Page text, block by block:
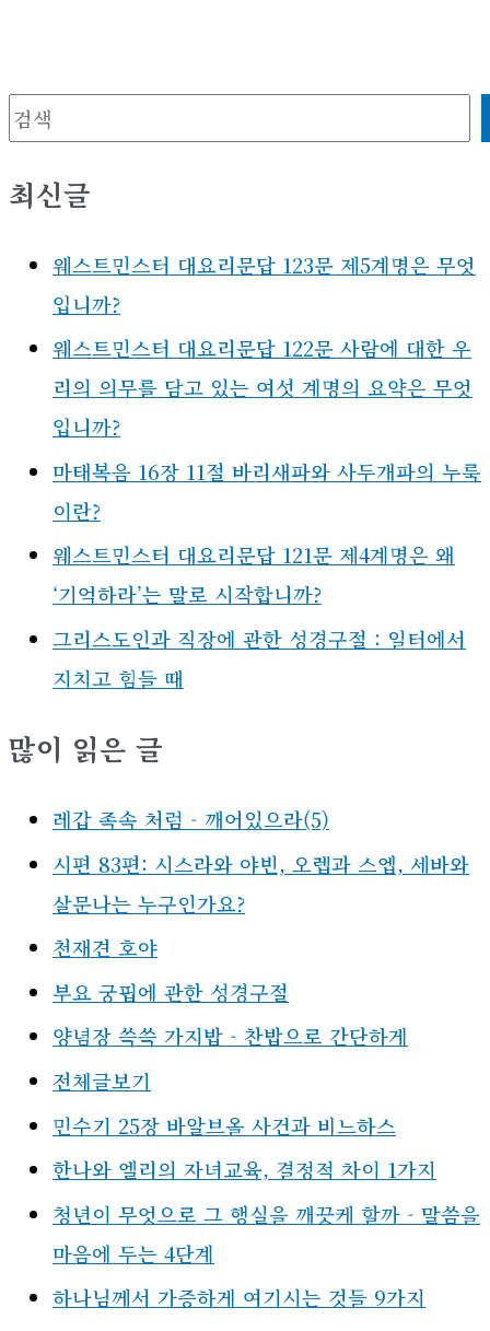
검색
최신글
웨스트민스터 대요리문답 123문 제5계명은 무엇
입니까?
웨스트민스터 대요리문답 122문 사람에 대한 우
리의 의무를 담고 있는 여섯 계명의 요약은 무엇
입니까?
마태복음 16장 11절 바리새파와 사두개파의 누룩
이란?
웨스트민스터 대요리문답 121문 제4계명은 왜
‘기억하라’는 말로 시작합니까?
그리스도인과 직장에 관한 성경구절 : 일터에서
지치고 힘들 때
많이 읽은 글
레갑 족속 처럼 - 깨어있으라(5)
시편 83편: 시스라와 야빈, 오렙과 스엡, 세바와
살문나는 누구인가요?
천재견 호야
부요 궁핍에 관한 성경구절
양념장 쓱쓱 가지밥 - 찬밥으로 간단하게
전체글보기
민수기 25장 바알브올 사건과 비느하스
한나와 엘리의 자녀교육, 결정적 차이 1가지
청년이 무엇으로 그 행실을 깨끗케 할까 - 말씀을
마음에 두는 4단계
하나님께서 가증하게 여기시는 것들 9가지